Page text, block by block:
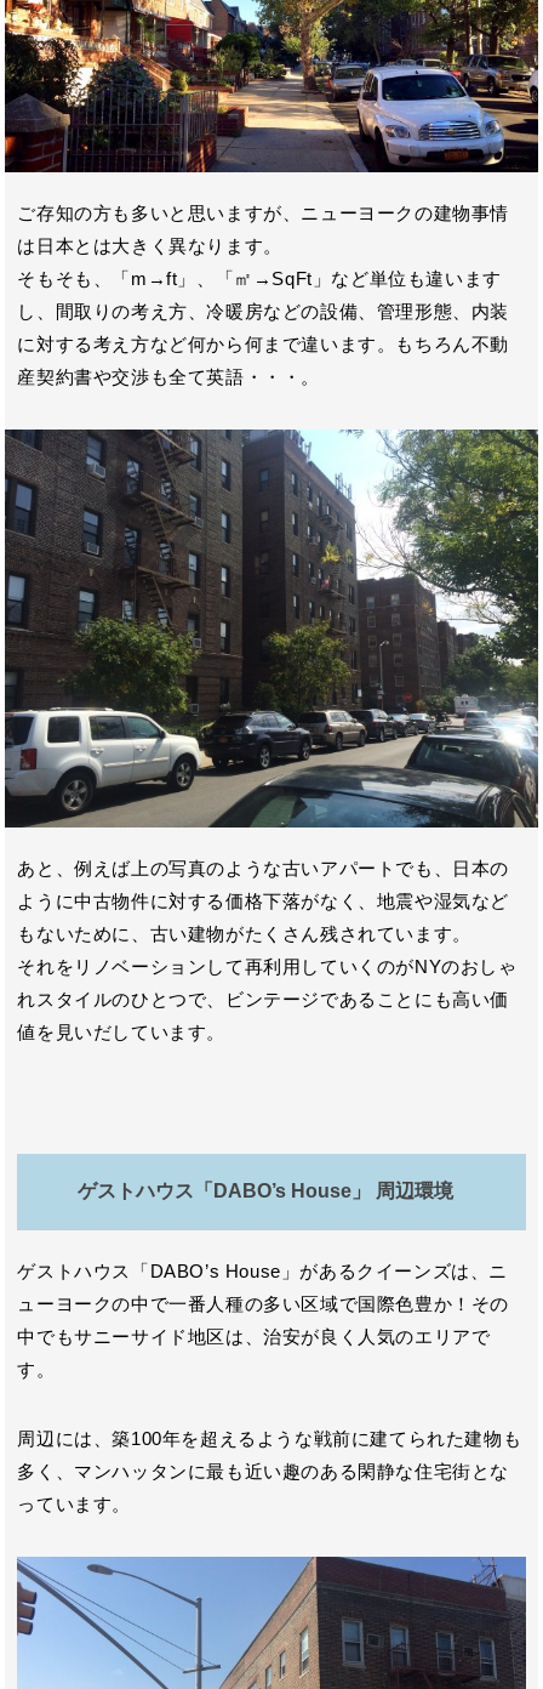
ご存知の方も多いと思いますが、ニューヨークの建物事情
は日本とは大きく異なります。
そもそも、「m→ft」、「㎡→SqFt」など単位も違います
し、間取りの考え方、冷暖房などの設備、管理形態、内装
に対する考え方など何から何まで違います。もちろん不動
産契約書や交渉も全て英語・・・。
あと、例えば上の写真のような古いアパートでも、日本の
ように中古物件に対する価格下落がなく、地震や湿気など
もないために、古い建物がたくさん残されています。
それをリノベーションして再利用していくのがNYのおしゃ
れスタイルのひとつで、ビンテージであることにも高い価
値を見いだしています。
ゲストハウス「DABO’s House」 周辺環境
ゲストハウス「DABO’s House」があるクイーンズは、ニ
ューヨークの中で一番人種の多い区域で国際色豊か！その
中でもサニーサイド地区は、治安が良く人気のエリアで
す。
周辺には、築100年を超えるような戦前に建てられた建物も
多く、マンハッタンに最も近い趣のある閑静な住宅街とな
っています。